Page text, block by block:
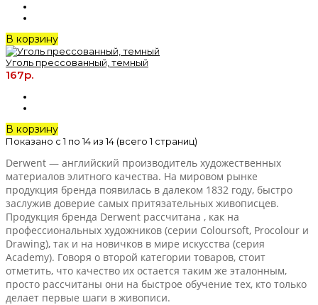
В корзину
Уголь прессованный, темный
167р.
В корзину
Показано с 1 по 14 из 14 (всего 1 страниц)
Derwent — английский производитель художественных
материалов элитного качества. На мировом рынке
продукция бренда появилась в далеком 1832 году, быстро
заслужив доверие самых притязательных живописцев.
Продукция бренда Derwent рассчитана , как на
профессиональных художников (серии Coloursoft, Procolour и
Drawing), так и на новичков в мире искусства (серия
Academy). Говоря о второй категории товаров, стоит
отметить, что качество их остается таким же эталонным,
просто рассчитаны они на быстрое обучение тех, кто только
делает первые шаги в живописи.